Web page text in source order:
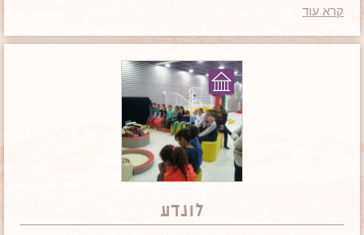
קרא עוד
לונדע